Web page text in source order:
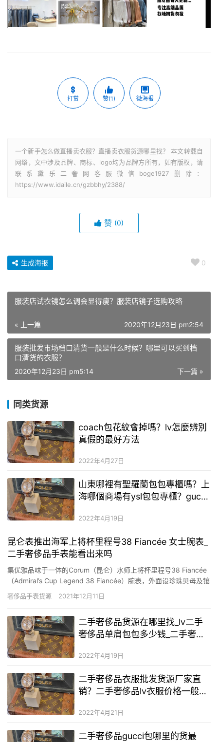
打赏 赞(1) 微海报
一个新手怎么做直播卖衣服？直播卖衣服货源哪里找？ 本文转载自
网络，文中涉及品牌、商标、logo均为品牌方所有，如有版权，请
联系黛乐二奢网客服微信boge1927删除：
https://www.idaile.cn/gzbbhy/2388/
赞 (0)
0
生成海报
服装店试衣镜怎么调会显得瘦？服装店镜子选购攻略
« 上一篇 2020年12月23日 pm2:54
服装批发市场档口清货一般是什么时候？哪里可以买到档
口清货的衣服？
下一篇 »
2020年12月23日 pm5:14
同类货源
coach包花紋會掉嗎？lv怎麼辨別
真假的最好方法
2022年4月27日
山東哪裡有聖羅蘭包包專櫃嗎？上
海哪個商場有ysl包包專櫃？gucci
2022年4月19日
昆仑表推出海军上将杯里程号38 Fiancée 女士腕表_
二手奢侈品手表能看出来吗
集优雅品味于一体的Corum（昆仑）水师上将杯里程号38 Fiancée
（Admiral’s Cup Legend 38 Fiancée）腕表，外面设珍珠贝母及镶
嵌着色彩斑斓的宝石，提供白丶粉红或蓝色珍珠贝母三款限量名目
选择。 Admiral’s Cup水师上将杯系列自1960年一直传承着品牌对
奢侈品手表货源 2021年12月11日
二手奢侈品货源在哪里找_lv二手
奢侈品单肩包包多少钱_二手奢侈
2022年4月19日
二手奢侈品衣服批发货源厂家直
销？二手奢侈品lv衣服价格一般多
品在哪里买到
2022年4月21日
二手奢侈品gucci包哪里的货最